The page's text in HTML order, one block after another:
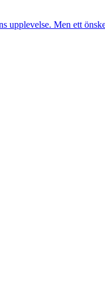
upp­levelse. Men ett